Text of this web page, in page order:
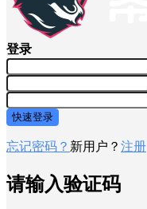
登录
快速登录
忘记密码？ 新用户？ 注册
请输入验证码